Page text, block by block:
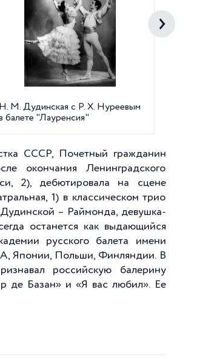
Н. М. Дудинская с Р. Х. Нуреевым
балете "Лауренсия"
СССР, Почетный гражданин
окончания Ленинградского
2), дебютировала на сцене
1) в классическом трио
– Раймонда, девушка-
останется как выдающийся
русского балета имени
Японии, Польши, Финляндии. В
российскую балерину
де Базан» и «Я вас любил». Ее